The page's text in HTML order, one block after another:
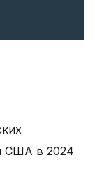
США в 2024